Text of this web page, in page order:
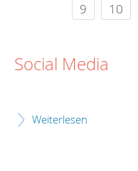
9
10
Social Media
Weiterlesen